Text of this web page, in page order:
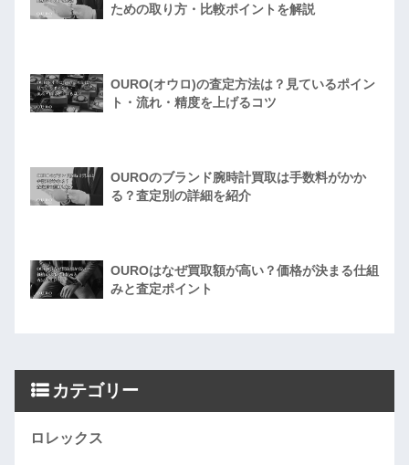
ための取り方・比較ポイントを解説
OURO(オウロ)の査定方法は？見ているポイン
ト・流れ・精度を上げるコツ
OUROのブランド腕時計買取は手数料がかか
る？査定別の詳細を紹介
OUROはなぜ買取額が高い？価格が決まる仕組
みと査定ポイント
カテゴリー
ロレックス